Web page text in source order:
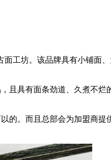
工坊。该品牌具有小铺面
且具有面条劲道、久煮不
的。而且总部会为加盟商